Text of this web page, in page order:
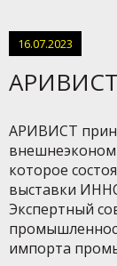
16.07.2023
АРИВИСТ
которое
выставки
Экспертный
импорта